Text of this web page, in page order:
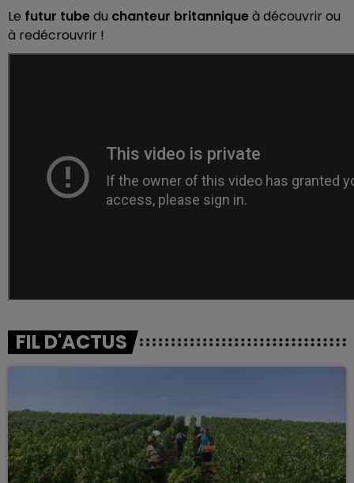
Le futur tubedu chanteur britanniqueà découvrir ou
à redécrouvrir !
FIL D'ACTUS